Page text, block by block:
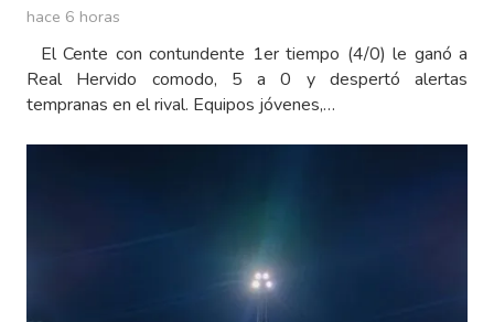
hace 6 horas
El Cente con contundente 1er tiempo (4/0) le ganó a
Real Hervido comodo, 5 a 0 y despertó alertas
tempranas en el rival. Equipos jóvenes,…